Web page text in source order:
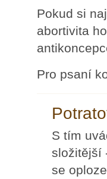
Pokud si
abortivita
Pro psaní
S tím
složitější
se